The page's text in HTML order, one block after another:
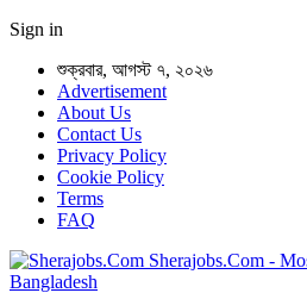
Sign in
শুক্রবার, আগস্ট ৭, ২০২৬
Advertisement
About Us
Contact Us
Privacy Policy
Cookie Policy
Terms
FAQ
Sherajobs.Com -
Bangladesh